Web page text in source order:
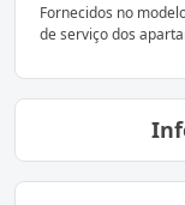
Fornecidos no
de serviço dos